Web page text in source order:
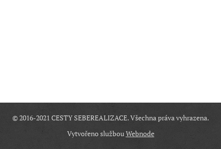
© 2016-2021 CESTY SEBEREALIZACE. Všechna práva vyhrazena.
Vytvořeno službouWebnode